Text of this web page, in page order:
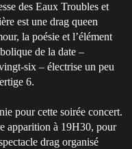
des Eaux Troubles et
est une drag queen
la poésie et l’élément
de la date –
six – électrise un peu
6.
pour cette soirée concert.
apparition à 19H30, pour
drag organisé